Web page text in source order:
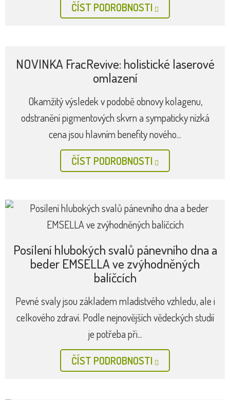
ČÍST PODROBNOSTI
NOVINKA FracRevive: holistické laserové
omlazení
Okamžitý výsledek v podobě obnovy kolagenu,
odstranění pigmentových skvrn a sympaticky nízká
cena jsou hlavním benefity nového...
ČÍST PODROBNOSTI